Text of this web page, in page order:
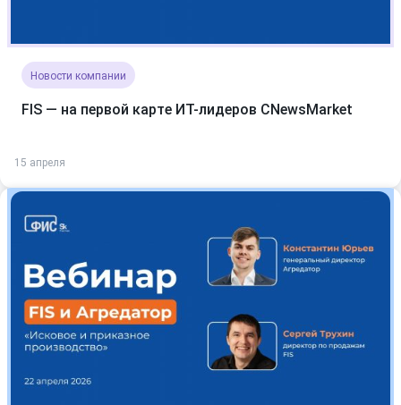
Новости компании
FIS — на первой карте ИТ-лидеров CNewsMarket
15 апреля